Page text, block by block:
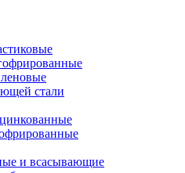
стали
и всасывающие